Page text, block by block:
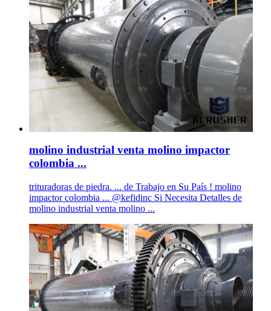
molino industrial venta molino impactor
colombia ...
trituradoras de piedra. ... de Trabajo en Su País ! molino
impactor colombia ... @kefidinc Si Necesita Detalles de
molino industrial venta molino ...